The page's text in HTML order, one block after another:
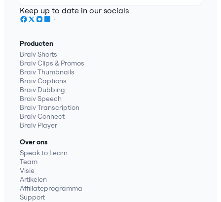
Keep up to date in our socials
Producten
Braiv Shorts
Braiv Clips & Promos
Braiv Thumbnails
Braiv Captions
Braiv Dubbing
Braiv Speech
Braiv Transcription
Braiv Connect
Braiv Player
Over ons
Speak to Learn
Team
Visie
Artikelen
Affiliateprogramma
Support